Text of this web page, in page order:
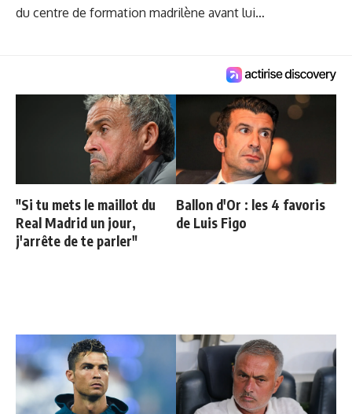
du centre de formation madrilène avant lui…
"Si tu mets le maillot du
Real Madrid un jour,
j'arrête de te parler"
Ballon d'Or : les 4 favoris
de Luis Figo